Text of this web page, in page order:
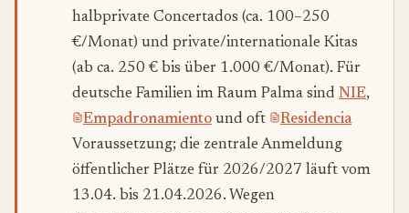
halbprivate Concertados (ca. 100–250
€/Monat) und private/internationale Kitas
(ab ca. 250 € bis über 1.000 €/Monat). Für
deutsche Familien im Raum Palma sind NIE,
Empadronamiento und oft
Residencia
Voraussetzung; die zentrale Anmeldung
öffentlicher Plätze für 2026/2027 läuft vom
13.04. bis 21.04.2026. Wegen